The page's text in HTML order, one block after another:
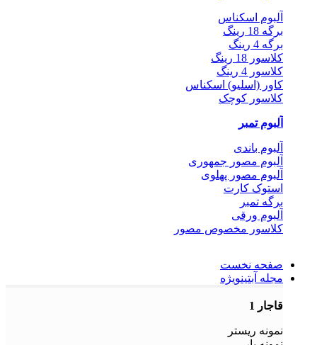
آلبوم اسکناس
برگه 18 رینگ
برگه 4 رینگ
کلاسور 18 رینگ
کلاسور 4 رینگ
کاور (اسلیو) اسکناس
کلاسور کوچک
آلبوم تمبر
آلبوم باندی
آلبوم مصور جمهوری
آلبوم مصور پهلوی
استوک کارت
برگه تمبر
آلبوم ورقی
کلاسور مخصوص مصور
صفحه نخست
مجله آبتینویژه
قاجار 1
نمونه ریستر